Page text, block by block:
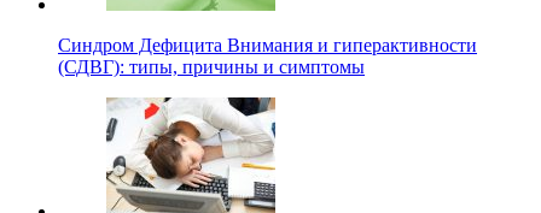
Синдром Дефицита Внимания и гиперактивности
(СДВГ): типы, причины и симптомы